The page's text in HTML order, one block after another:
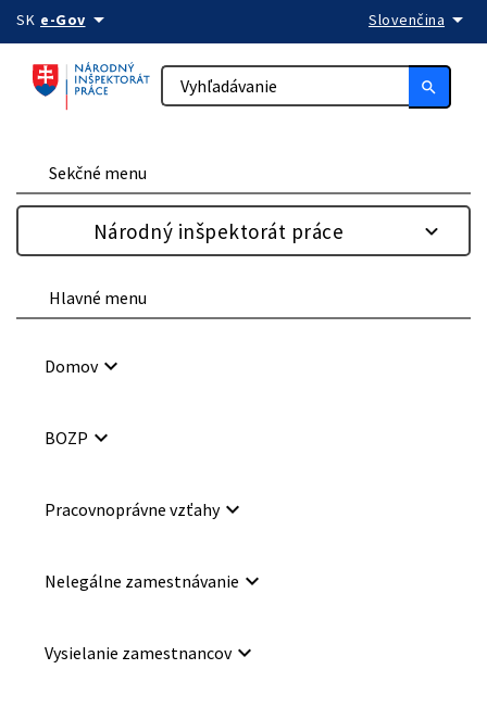
Preskočiť na obsah
SK e-Govarrow_drop_down Slovenčina arrow_drop_down
search
Sekčné menu
Národný inšpektorát práce
Hlavné menu
Domovkeyboard_arrow_down
BOZP keyboard_arrow_down
Pracovnoprávne vzťahykeyboard_arrow_down
Nelegálne zamestnávanie keyboard_arrow_down
Vysielanie zamestnancovkeyboard_arrow_down